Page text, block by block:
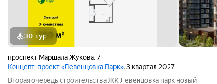
3D-тур
проспект Маршала Жукова,7
Концепт-проект «Левенцовка Парк», 3 квартал 2027
Вторая очередь строительства ЖК Левенцовка парк новый